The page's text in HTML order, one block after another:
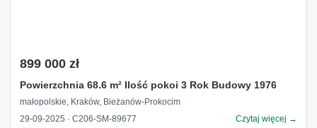
899 000 zł
Powierzchnia 68.6 m² Ilość pokoi 3 Rok Budowy 1976
małopolskie, Kraków, Bieżanów-Prokocim
29-09-2025 · C206-SM-89677
Czytaj więcej →